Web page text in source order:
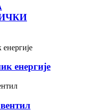
енергије